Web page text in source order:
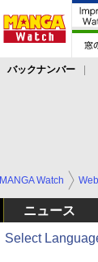
バックナンバー
MANGA Watch
ニュース
Select